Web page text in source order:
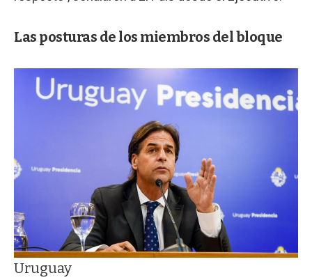
Las posturas de los miembros del bloque
Uruguay